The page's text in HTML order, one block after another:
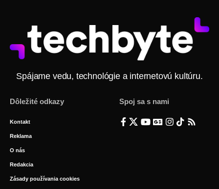
Spájame vedu, technológie a internetovú kultúru.
Dôležité odkazy
Kontakt
Reklama
O nás
Redakcia
Zásady používania cookies
Spoj sa s nami